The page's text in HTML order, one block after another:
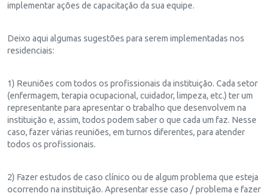
implementar ações de capacitação da sua equipe.
Deixo aqui algumas sugestões para serem implementadas nos
residenciais:
1) Reuniões com todos os profissionais da instituição. Cada setor
(enfermagem, terapia ocupacional, cuidador, limpeza, etc.) ter um
representante para apresentar o trabalho que desenvolvem na
instituição e, assim, todos podem saber o que cada um faz. Nesse
caso, fazer várias reuniões, em turnos diferentes, para atender
todos os profissionais.
2) Fazer estudos de caso clínico ou de algum problema que esteja
ocorrendo na instituição. Apresentar esse caso / problema e fazer